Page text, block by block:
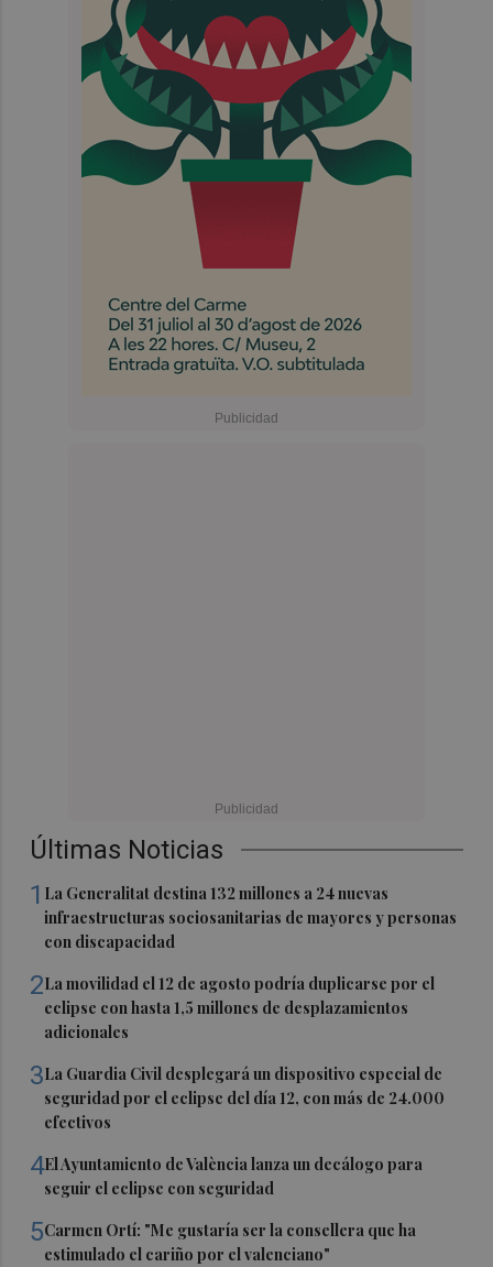
Últimas Noticias
1 La Generalitat destina 132 millones a 24 nuevas
infraestructuras sociosanitarias de mayores y personas
con discapacidad
2La movilidad el 12 de agosto podría duplicarse por el
eclipse con hasta 1,5 millones de desplazamientos
adicionales
3La Guardia Civil desplegará un dispositivo especial de
seguridad por el eclipse del día 12, con más de 24.000
efectivos
4El Ayuntamiento de València lanza un decálogo para
seguir el eclipse con seguridad
5Carmen Ortí: "Me gustaría ser la consellera que ha
estimulado el cariño por el valenciano"